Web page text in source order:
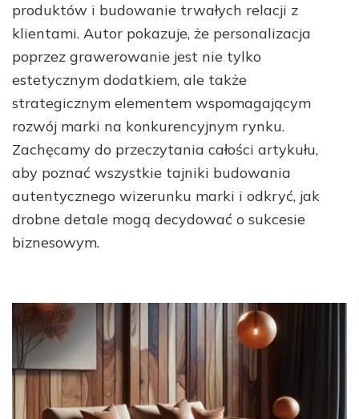
produktów i budowanie trwałych relacji z
klientami. Autor pokazuje, że personalizacja
poprzez grawerowanie jest nie tylko
estetycznym dodatkiem, ale także
strategicznym elementem wspomagającym
rozwój marki na konkurencyjnym rynku.
Zachęcamy do przeczytania całości artykułu,
aby poznać wszystkie tajniki budowania
autentycznego wizerunku marki i odkryć, jak
drobne detale mogą decydować o sukcesie
biznesowym.